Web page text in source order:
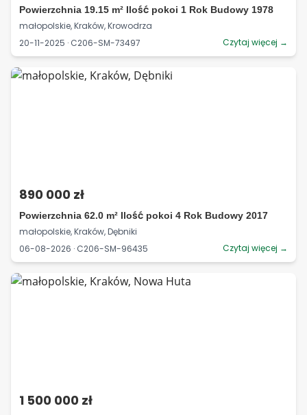
Powierzchnia 19.15 m² Ilość pokoi 1 Rok Budowy 1978
małopolskie, Kraków, Krowodrza
20-11-2025 · C206-SM-73497
Czytaj więcej →
890 000 zł
Powierzchnia 62.0 m² Ilość pokoi 4 Rok Budowy 2017
małopolskie, Kraków, Dębniki
06-08-2026 · C206-SM-96435
Czytaj więcej →
1 500 000 zł